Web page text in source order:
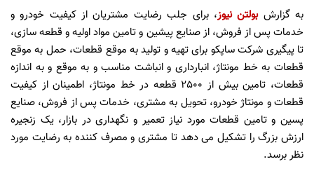
به گزارشبولتن نیوز، برای جلب رضایت مشتریان از کیفیت خودرو و
خدمات پس از فروش، از صنایع پیشین و تامین مواد اولیه و قطعه سازی،
تا پیگیری شرکت ساپکو برای تهیه و تولید به موقع قطعات، حمل به موقع
قطعات به خط مونتاژ، انبارداری و انباشت مناسب و به موقع و به اندازه
قطعات، تامین بیش از 2500 قطعه در خط مونتاژ، اطمینان از کیفیت
قطعات و مونتاژ خودرو، تحویل به مشتری، خدمات پس از فروش، صنایع
پسین و تامین قطعات مورد نیاز تعمیر و نگهداری در بازار، یک زنجیره
ارزش بزرگ را تشکیل می دهد تا مشتری و مصرف کننده به رضایت مورد
نظر برسد.